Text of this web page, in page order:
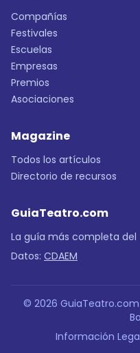
Compañías
Festivales
Escuelas
Empresas
Premios
Asociaciones
Magazine
Todos los artículos
Directorio de recursos
GuiaTeatro.com
La guía más completa del
Datos: CDAEM
© 2026
Información